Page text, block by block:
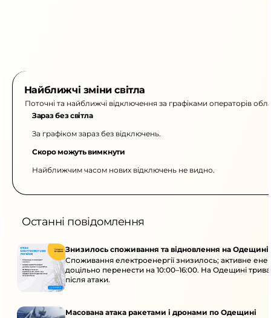
Найближчі зміни світла
Поточні та найближчі відключення за графіками операторів
Зараз без світла
За графіком зараз без відключень.
Скоро можуть вимкнути
Найближчим часом нових відключень не видно.
Останні повідомлення
Знизилось споживання та відновлення на Одещині
Споживання електроенергії знизилось; активне
доцільно перенести на 10:00–16:00. На Одещині
після атаки.
Масована атака ракетами і дронами по Одещині